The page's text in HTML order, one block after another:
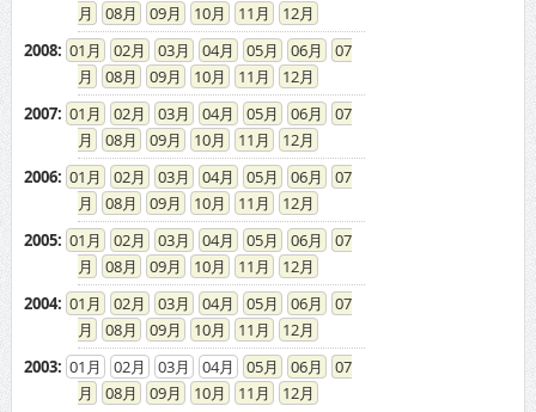
01 02 03 04 05 06
08
09 10 11
12
01 02 03 04 05 06
08
09 10 11
12
01 02 03 04 05 06
08
09 10 11
12
01 02 03 04 05 06
08
09 10 11
12
01 02 03 04 05 06
08
09 10 11 12